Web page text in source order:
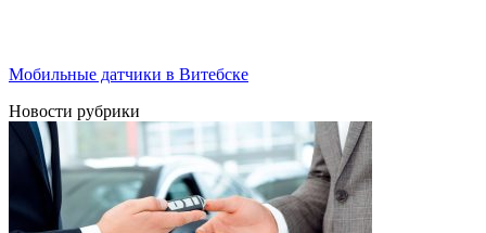
Мобильные датчики в Витебске
Новости рубрики